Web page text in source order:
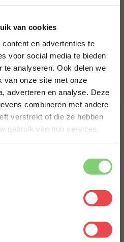
van cookies
en advertenties te
voor social media te bieden
te analyseren. Ook delen we
van onze site met onze
adverteren en analyse. Deze
combineren met andere
verstrekt of die ze hebben
gebruik van hun services.
RUB
€ 10,50
en ontvang direct
bestelling.